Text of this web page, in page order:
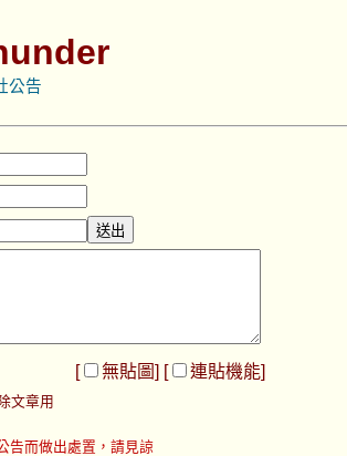
公告
[ 無貼圖] [ 連貼機能]
文章用
告而做出處置，請見諒